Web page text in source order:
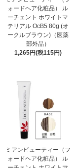
ォードヘア化粧品） ル
ーチェント ホワイトマ
テリアル OcB5 80g (オ
ークルブラウン)（医薬
部外品）
1,265円(税115円)
ミアンビューティー（フ
ォードヘア化粧品） ル